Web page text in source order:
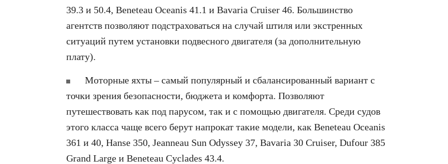
39.3 и 50.4, Beneteau Oceanis 41.1 и Bavaria Cruiser 46. Большинство
агентств позволяют подстраховаться на случай штиля или экстренных
ситуаций путем установки подвесного двигателя (за дополнительную
плату).
Моторные яхты – самый популярный и сбалансированный вариант с
точки зрения безопасности, бюджета и комфорта. Позволяют
путешествовать как под парусом, так и с помощью двигателя. Среди судов
этого класса чаще всего берут напрокат такие модели, как Beneteau Oceanis
361 и 40, Hanse 350, Jeanneau Sun Odyssey 37, Bavaria 30 Cruiser, Dufour 385
Grand Large и Beneteau Cyclades 43.4.